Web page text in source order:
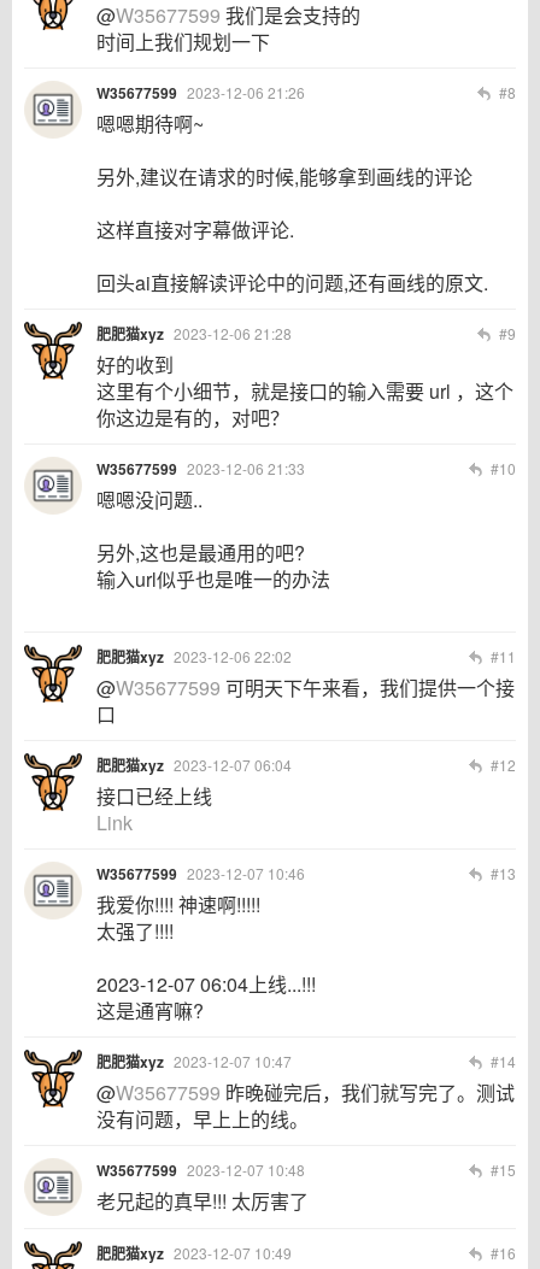
@W35677599 我们是会支持的
时间上我们规划一下
W35677599 2023-12-06 21:26 #8
嗯嗯期待啊~
另外,建议在请求的时候,能够拿到画线的评论
这样直接对字幕做评论.
回头ai直接解读评论中的问题,还有画线的原文.
肥肥猫xyz 2023-12-06 21:28 #9
好的收到
这里有个小细节，就是接口的输入需要 url ，这个
你这边是有的，对吧？
W35677599 2023-12-06 21:33 #10
嗯嗯没问题..
另外,这也是最通用的吧?
输入url似乎也是唯一的办法
肥肥猫xyz 2023-12-06 22:02 #11
@W35677599 可明天下午来看，我们提供一个接
口
肥肥猫xyz 2023-12-07 06:04 #12
接口已经上线
Link
W35677599 2023-12-07 10:46 #13
我爱你!!!! 神速啊!!!!!
太强了!!!!
2023-12-07 06:04上线...!!!
这是通宵嘛?
肥肥猫xyz 2023-12-07 10:47 #14
@W35677599 昨晚碰完后，我们就写完了。测试
没有问题，早上上的线。
W35677599 2023-12-07 10:48 #15
老兄起的真早!!! 太厉害了
肥肥猫xyz 2023-12-07 10:49 #16